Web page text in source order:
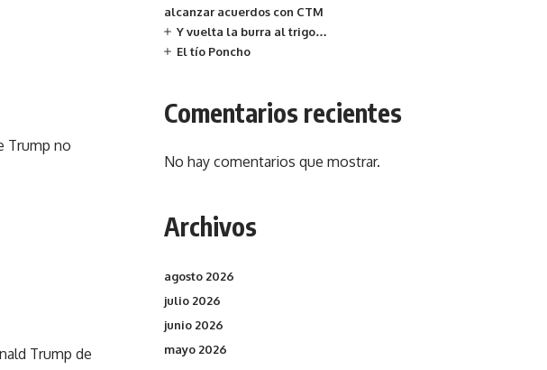
Trump no
Trump de
alcanzar acuerdos con CTM
Y vuelta la burra al trigo…
El tío Poncho
Comentarios recientes
No hay comentarios que mostrar.
Archivos
agosto 2026
julio 2026
junio 2026
mayo 2026